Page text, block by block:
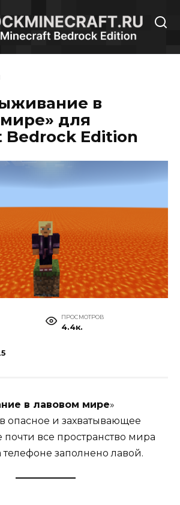
в
для
Bedrock Edition
ПРОСМОТРОВ
4.4к.
в лавовом мире»
опасное и захватывающее
все пространство мира
телефоне заполнено лавой.